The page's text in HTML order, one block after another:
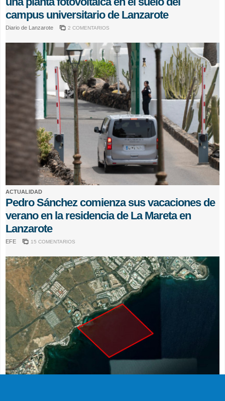
campus universitario de Lanzarote
Diario de Lanzarote 2 COMENTARIOS
ACTUALIDAD
Pedro Sánchez comienza sus vacaciones de
verano en la residencia de La Mareta en
Lanzarote
EFE 15 COMENTARIOS